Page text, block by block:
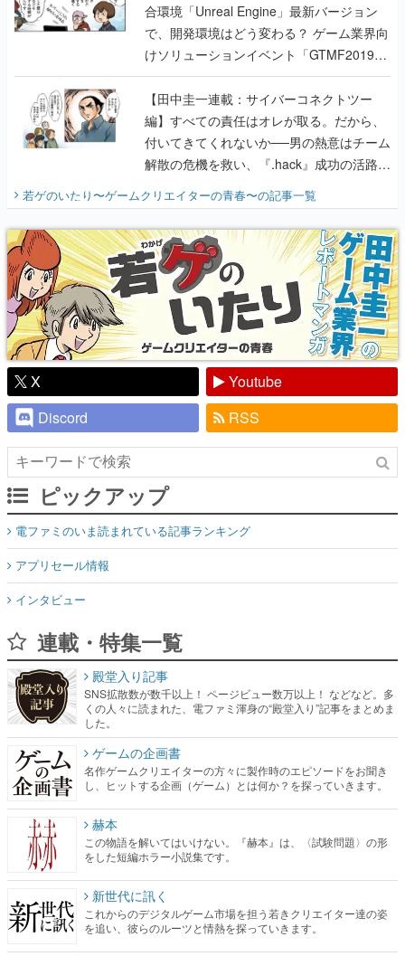
合環境「Unreal Engine」最新バージョン
で、開発環境はどう変わる？ ゲーム業界向
けソリューションイベント「GTMF2019」
に行って、より理解を深めよう【PR】
【田中圭一連載：サイバーコネクトツー
編】すべての責任はオレが取る。だから、
付いてきてくれないか──男の熱意はチーム
解散の危機を救い、『.hack』成功の活路を
『少年ジャンプ』色だった【若ゲのいた
り】
若ゲのいたり〜ゲームクリエイターの青春〜の記事一覧
X
Youtube
Discord
RSS
ピックアップ
電ファミのいま読まれている記事ランキング
アプリセール情報
インタビュー
連載・特集一覧
殿堂入り記事
SNS拡散数が数千以上！ ページビュー数万以上！ などなど。多
くの人々に読まれた、電ファミ渾身の“殿堂入り”記事をまとめま
した。
ゲームの企画書
名作ゲームクリエイターの方々に製作時のエピソードをお聞き
し、ヒットする企画（ゲーム）とは何か？を探っていきます。
赫本
この物語を解いてはいけない。『赫本』は、〈試験問題〉の形
をした短編ホラー小説集です。
新世代に訊く
これからのデジタルゲーム市場を担う若きクリエイター達の姿
を追い、彼らのルーツと情熱を探っていきます。